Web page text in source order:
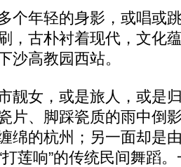
年轻的身影，或唱或
，古朴衬着现代，文
沙高教园西站。
女，或是旅人，或是
片、脚踩瓷质的雨中倒
绵的杭州；另一面却是
莲响”的传统民间舞蹈